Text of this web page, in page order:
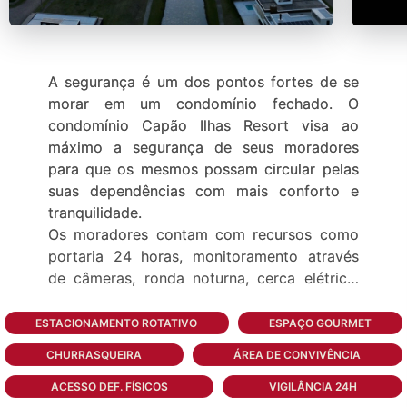
A segurança é um dos pontos fortes de se
morar em um condomínio fechado. O
condomínio Capão Ilhas Resort visa ao
máximo a segurança de seus moradores
para que os mesmos possam circular pelas
suas dependências com mais conforto e
tranquilidade.
Os moradores contam com recursos como
portaria 24 horas, monitoramento através
de câmeras, ronda noturna, cerca elétrica,
No Capão Ilhas Resort há uma variedade de
opções de lazer, com direito a quadra de
futebol, quadra de tênis, quadras
ESTACIONAMENTO ROTATIVO ESPAÇO GOURMET
CHURRASQUEIRA ÁREA DE CONVIVÊNCIA
ACESSO DEF. FÍSICOS VIGILÂNCIA 24H